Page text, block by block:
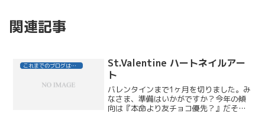
関連記事
これまでのブログはこちら
St.Valentine ハートネイルアー
ト
バレンタインまで1ヶ月を切りました。み
なさま、準備はいかがですか？今年の傾
向は『本命より友チョコ優先？』だそう